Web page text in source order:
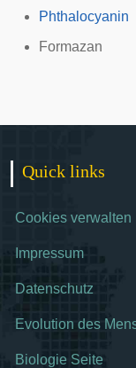
Phthalocyanin
Formazan
Quick links
Cookies verwalten
Impressum
Datenschutz
Evolution des
Biologie Seite